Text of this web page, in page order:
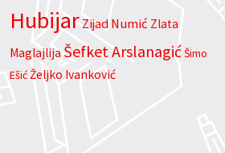
HubijarZijad Numić Zlata
MaglajlijaŠefket ArslanagićŠimo
EšićŽeljko Ivanković